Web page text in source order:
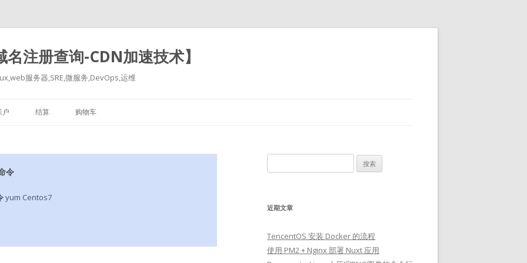
注册查询-CDN加速技术】
服务器,SRE,微服务,DevOps,运维
户 结算 购物车
令
yum Centos7
索：
近期文章
TencentOS 安装 Docker 的流程
使用 PM2 + Nginx 部署 Nuxt 应用